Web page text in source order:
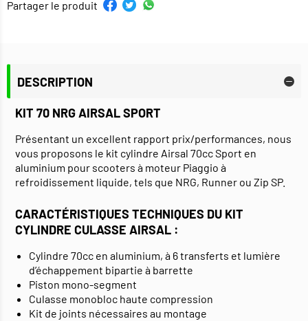
Partager le produit
DESCRIPTION
KIT 70 NRG AIRSAL SPORT
Présentant un excellent rapport prix/performances, nous
vous proposons le kit cylindre Airsal 70cc Sport en
aluminium pour scooters à moteur Piaggio à
refroidissement liquide, tels que NRG, Runner ou Zip SP.
CARACTÉRISTIQUES TECHNIQUES DU KIT
CYLINDRE CULASSE AIRSAL :
Cylindre 70cc en aluminium, à 6 transferts et lumière
d’échappement bipartie à barrette
Piston mono-segment
Culasse monobloc haute compression
Kit de joints nécessaires au montage